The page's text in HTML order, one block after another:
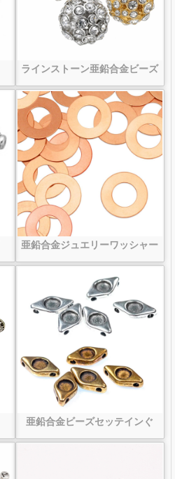
ラインストーン亜鉛合金ビーズ
亜鉛合金ジュエリーワッシャー
亜鉛合金ビーズセッテインぐ